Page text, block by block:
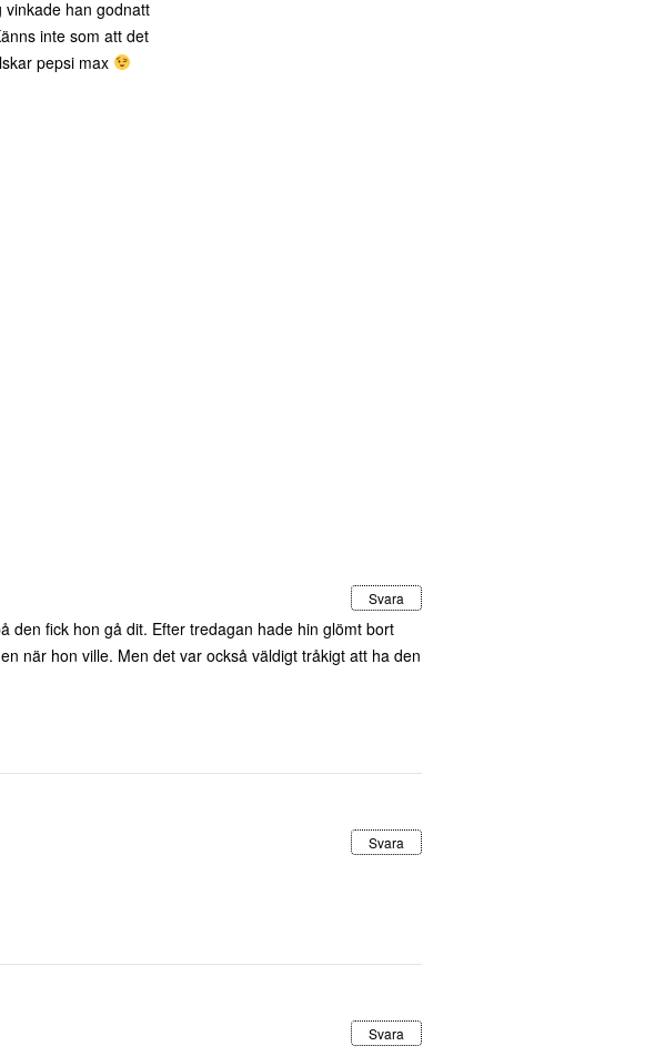
han godnatt
inte som att det
pepsi max
Svara
den fick hon gå dit. Efter tredagan hade hin glömt bort
när hon ville. Men det var också väldigt tråkigt att ha den
Svara
Svara